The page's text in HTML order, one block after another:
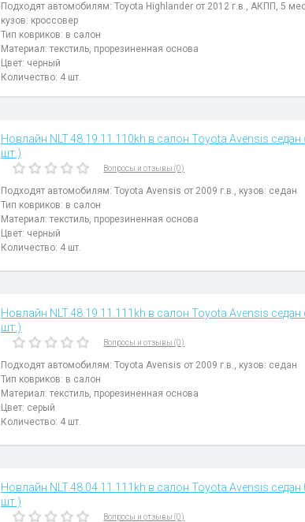
Подходят автомобилям: Toyota Highlander от 2012 г.в., АКПП, 5
кузов: кроссовер
Тип ковриков: в салон
Материал: текстиль, прорезиненная основа
Цвет: черный
Количество: 4 шт.
Новлайн NLT.48.19.11.110kh в салон Toyota Avensis седан
шт.)
Вопросы и отзывы (0)
Подходят автомобилям: Toyota Avensis от 2009 г.в., кузов: седан
Тип ковриков: в салон
Материал: текстиль, прорезиненная основа
Цвет: черный
Количество: 4 шт.
Новлайн NLT.48.19.11.111kh в салон Toyota Avensis седан
шт.)
Вопросы и отзывы (0)
Подходят автомобилям: Toyota Avensis от 2009 г.в., кузов: седан
Тип ковриков: в салон
Материал: текстиль, прорезиненная основа
Цвет: серый
Количество: 4 шт.
Новлайн NLT.48.04.11.111kh в салон Toyota Avensis седан
шт.)
Вопросы и отзывы (0)